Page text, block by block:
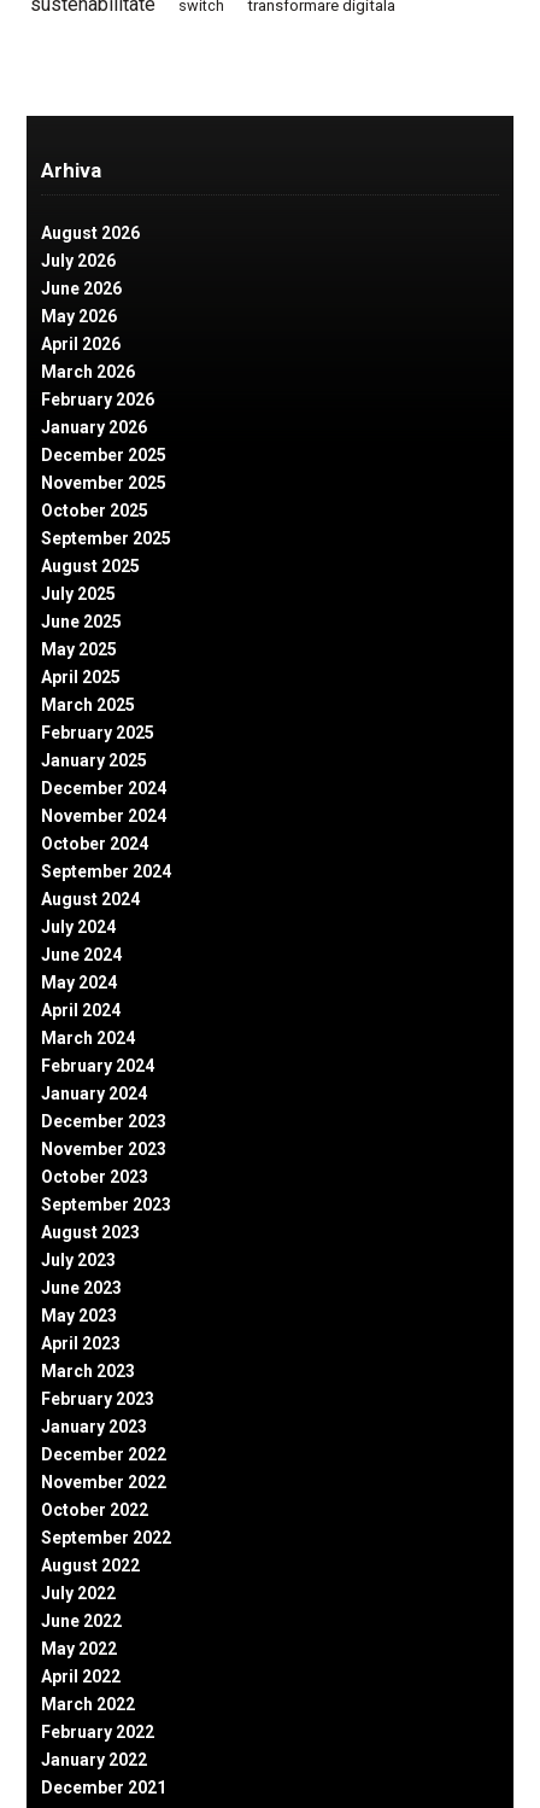
sustenabilitate switch transformare digitala
Arhiva
August 2026
July 2026
June 2026
May 2026
April 2026
March 2026
February 2026
January 2026
December 2025
November 2025
October 2025
September 2025
August 2025
July 2025
June 2025
May 2025
April 2025
March 2025
February 2025
January 2025
December 2024
November 2024
October 2024
September 2024
August 2024
July 2024
June 2024
May 2024
April 2024
March 2024
February 2024
January 2024
December 2023
November 2023
October 2023
September 2023
August 2023
July 2023
June 2023
May 2023
April 2023
March 2023
February 2023
January 2023
December 2022
November 2022
October 2022
September 2022
August 2022
July 2022
June 2022
May 2022
April 2022
March 2022
February 2022
January 2022
December 2021